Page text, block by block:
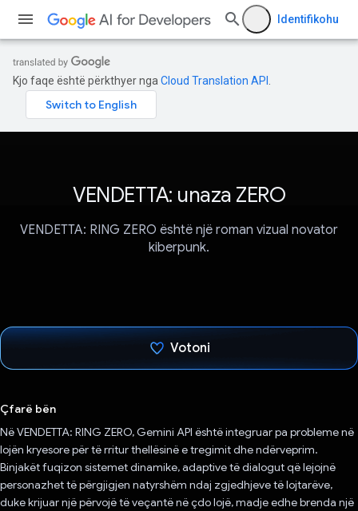
Identifikohu
Kjo faqe është përkthyer nga Cloud Translation API
VENDETTA: unaza ZERO
VENDETTA: RING ZERO është një roman vizual novator
kiberpunk.
Votoni
Çfarë bën
Në VENDETTA: RING ZERO, Gemini API është integruar pa probleme në
lojën kryesore për të rritur thellësinë e tregimit dhe ndërveprim.
Binjakët fuqizon sistemet dinamike, adaptive të dialogut që lejojnë
personazhet të përgjigjen natyrshëm ndaj zgjedhjeve të lojtarëve,
duke krijuar një përvojë të veçantë në çdo lojë, madje edhe brenda një